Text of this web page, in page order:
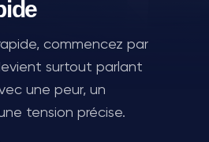
commencez par
surtout parlant
une peur, un
tension précise.